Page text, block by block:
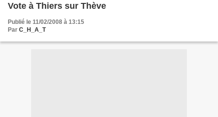
Vote à Thiers sur Thève
Publié le 11/02/2008 à 13:15
Par C_H_A_T